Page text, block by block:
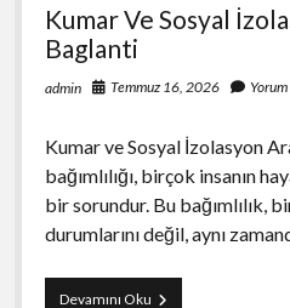
Kumar Ve Sosyal
Baglanti
admin Temmuz 16, 2026 Yorum
Kumar ve Sosyal İzolasyon
bağımlılığı, birçok insanın
bir sorundur. Bu bağımlılık,
durumlarını değil, aynı
Devamını OkuKumar